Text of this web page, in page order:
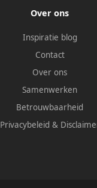
Over ons
Inspiratie blog
Contact
Over ons
Samenwerken
Betrouwbaarheid
Privacybeleid &